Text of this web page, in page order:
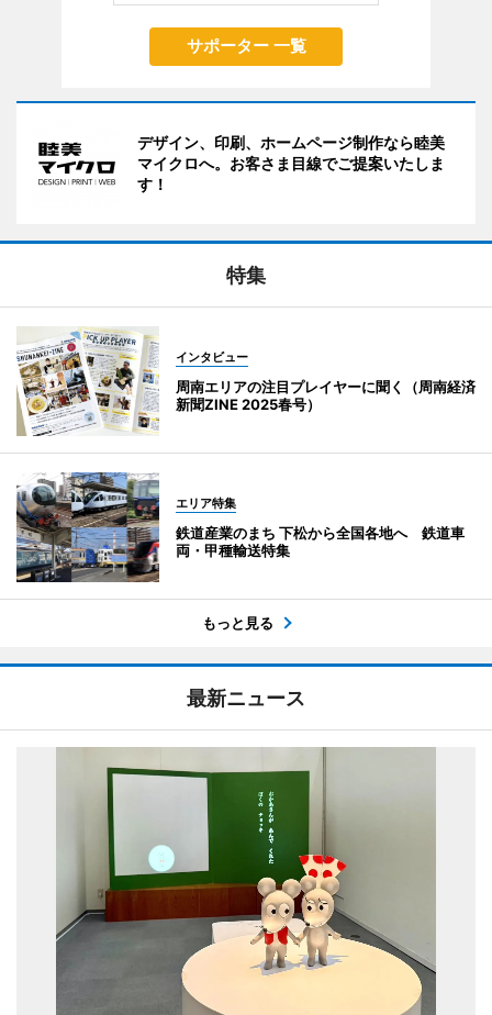
サポーター 一覧
デザイン、印刷、ホームページ制作なら睦美
マイクロへ。お客さま目線でご提案いたしま
す！
特集
インタビュー
周南エリアの注目プレイヤーに聞く（周南経済
新聞ZINE 2025春号）
エリア特集
鉄道産業のまち 下松から全国各地へ 鉄道車
両・甲種輸送特集
もっと見る
最新ニュース